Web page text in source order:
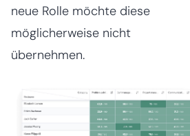
neue Rolle möchte diese
möglicherweise nicht
übernehmen.